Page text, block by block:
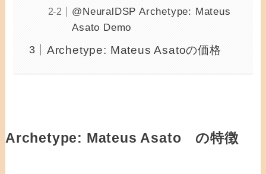
@NeuralDSP Archetype: Mateus
Asato Demo
Archetype: Mateus Asatoの価格
Archetype: Mateus Asato の特徴